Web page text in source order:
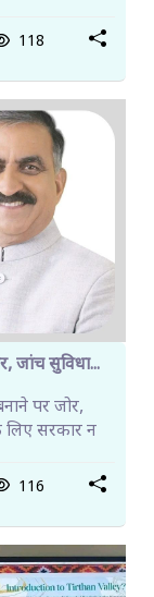
118
जांच सुविधा...
पर जोर,
सरकार न
116